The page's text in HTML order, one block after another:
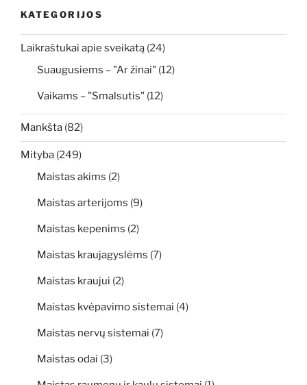
KATEGORIJOS
Laikraštukai apie sveikatą (24)
Suaugusiems – "Ar žinai" (12)
Vaikams – "Smalsutis" (12)
Mankšta (82)
Mityba (249)
Maistas akims (2)
Maistas arterijoms (9)
Maistas kepenims (2)
Maistas kraujagyslėms (7)
Maistas kraujui (2)
Maistas kvėpavimo sistemai (4)
Maistas nervų sistemai (7)
Maistas odai (3)